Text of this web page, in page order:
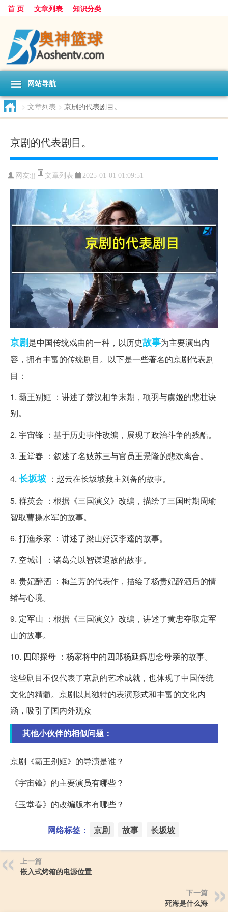
首 页 文章列表 知识分类
网站导航
> 文章列表 > 京剧的代表剧目。
京剧的代表剧目。
网友:jj 文章列表 2025-01-01 01:09:51
京剧是中国传统戏曲的一种，以历史故事为主要演出内
容，拥有丰富的传统剧目。以下是一些著名的京剧代表剧
目：
1. 霸王别姬 ：讲述了楚汉相争末期，项羽与虞姬的悲壮诀
别。
2. 宇宙锋 ：基于历史事件改编，展现了政治斗争的残酷。
3. 玉堂春 ：叙述了名妓苏三与官员王景隆的悲欢离合。
4. 长坂坡 ：赵云在长坂坡救主刘备的故事。
5. 群英会 ：根据《三国演义》改编，描绘了三国时期周瑜
智取曹操水军的故事。
6. 打渔杀家 ：讲述了梁山好汉李逵的故事。
7. 空城计 ：诸葛亮以智谋退敌的故事。
8. 贵妃醉酒 ：梅兰芳的代表作，描绘了杨贵妃醉酒后的情
绪与心境。
9. 定军山 ：根据《三国演义》改编，讲述了黄忠夺取定军
山的故事。
10. 四郎探母 ：杨家将中的四郎杨延辉思念母亲的故事。
这些剧目不仅代表了京剧的艺术成就，也体现了中国传统
文化的精髓。京剧以其独特的表演形式和丰富的文化内
涵，吸引了国内外观众
其他小伙伴的相似问题：
京剧《霸王别姬》的导演是谁？
《宇宙锋》的主要演员有哪些？
《玉堂春》的改编版本有哪些？
网络标签： 京剧 故事 长坂坡
上一篇
嵌入式烤箱的电源位置
下一篇
死海是什么海